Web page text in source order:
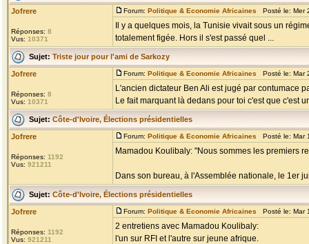
Jofrere
Réponses: 8
Vus: 10371
Forum: Politique & Economie Africaines Posté le: Mer
Il y a quelques mois, la Tunisie vivait sous un
totalement figée. Hors il s'est passé quel ...
Sujet: Triste jour pour l'ami de Sarkozy
Jofrere
Réponses: 8
Vus: 10371
Forum: Politique & Economie Africaines Posté le: Mar
L'ancien dictateur Ben Ali est jugé par contumace
Le fait marquant là dedans pour toi c'est que c'est
Sujet: Côte-d'Ivoire, Élections présidentielles
Jofrere
Réponses: 1192
Vus: 921211
Forum: Politique & Economie Africaines Posté le: Mar
Mamadou Koulibaly: "Nous sommes les premiers
Dans son bureau, à l'Assemblée nationale, le 1er
Sujet: Côte-d'Ivoire, Élections présidentielles
Jofrere
Réponses: 1192
Vus: 921211
Forum: Politique & Economie Africaines Posté le: Mar
2 entretiens avec Mamadou Koulibaly:
l'un sur RFI et l'autre sur jeune afrique.